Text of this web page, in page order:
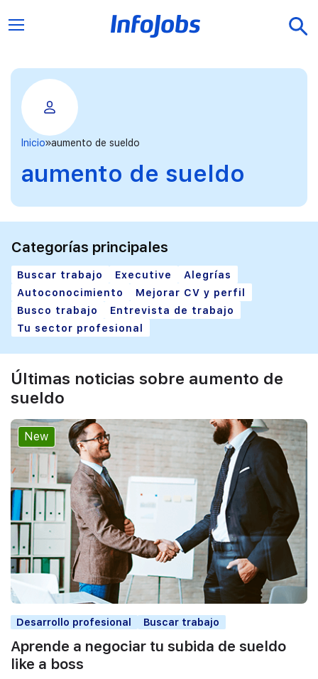
Inicio aumento de sueldo
aumento de sueldo
Categorías principales
Buscar trabajo Executive
Alegrías
Autoconocimiento
Mejorar CV y perfil
Busco trabajo
Entrevista de trabajo
Tu sector profesional
Últimas noticias sobre aumento de
sueldo
New
Desarrollo profesional Buscar trabajo
Aprende a negociar tu subida de sueldo
like a boss